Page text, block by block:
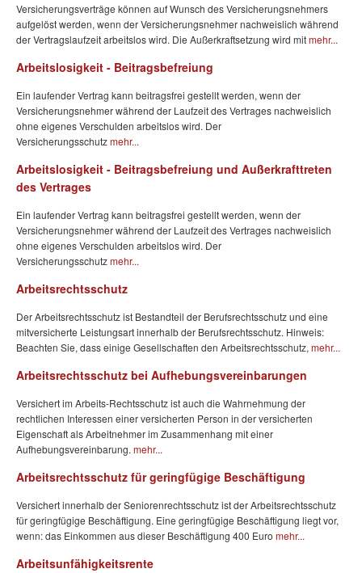
Versicherungsverträge können auf Wunsch des Versicherungsnehmers
aufgelöst werden, wenn der Versicherungsnehmer nachweislich während
der Vertragslaufzeit arbeitslos wird. Die Außerkraftsetzung wird mitmehr...
Arbeitslosigkeit - Beitragsbefreiung
Ein laufender Vertrag kann beitragsfrei gestellt werden, wenn der
Versicherungsnehmer während der Laufzeit des Vertrages nachweislich
ohne eigenes Verschulden arbeitslos wird. Der
Versicherungsschutzmehr...
Arbeitslosigkeit - Beitragsbefreiung und Außerkrafttreten
des Vertrages
Ein laufender Vertrag kann beitragsfrei gestellt werden, wenn der
Versicherungsnehmer während der Laufzeit des Vertrages nachweislich
ohne eigenes Verschulden arbeitslos wird. Der
Versicherungsschutzmehr...
Arbeitsrechtsschutz
Der Arbeitsrechtsschutz ist Bestandteil der Berufsrechtsschutz und eine
mitversicherte Leistungsart innerhalb der Berufsrechtsschutz. Hinweis:
Beachten Sie, dass einige Gesellschaften den Arbeitsrechtsschutz, mehr...
Arbeitsrechtsschutz bei Aufhebungsvereinbarungen
Versichert im Arbeits-Rechtsschutz ist auch die Wahrnehmung der
rechtlichen Interessen einer versicherten Person in der versicherten
Eigenschaft als Arbeitnehmer im Zusammenhang mit einer
Aufhebungsvereinbarung. mehr...
Arbeitsrechtsschutz für geringfügige Beschäftigung
Versichert innerhalb der Seniorenrechtsschutz ist der Arbeitsrechtsschutz
für geringfügige Beschäftigung. Eine geringfügige Beschäftigung liegt vor,
wenn: das Einkommen aus dieser Beschäftigung 400 Euro mehr...
Arbeitsunfähigkeitsrente